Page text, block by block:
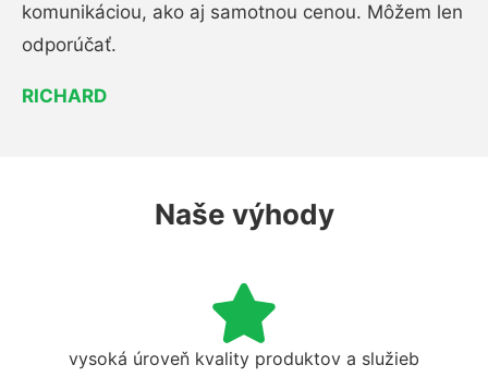
komunikáciou, ako aj samotnou cenou. Môžem len
odporúčať.
RICHARD
Naše výhody
vysoká úroveň kvality produktov a služieb